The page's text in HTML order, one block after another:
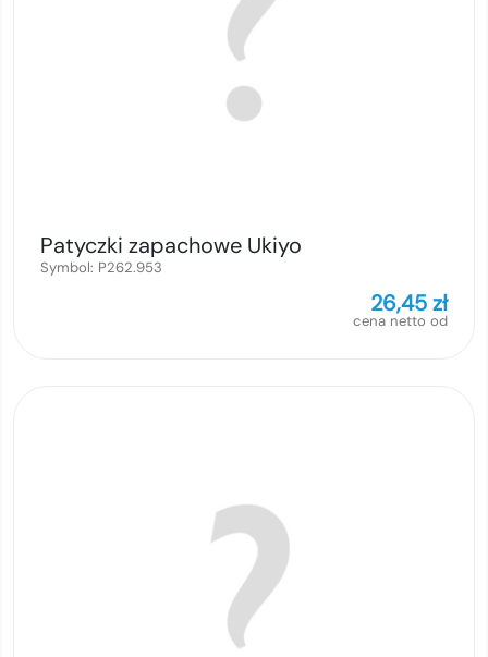
Patyczki zapachowe Ukiyo
Symbol: P262.953
26,45zł
cena netto od